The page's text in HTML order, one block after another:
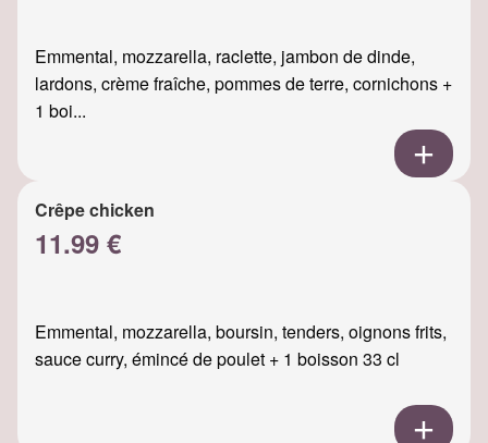
Emmental, mozzarella, raclette, jambon de dinde,
lardons, crème fraîche, pommes de terre, cornichons +
1 boi...
Crêpe chicken
11.99 €
Emmental, mozzarella, boursin, tenders, oignons frits,
sauce curry, émincé de poulet + 1 boisson 33 cl